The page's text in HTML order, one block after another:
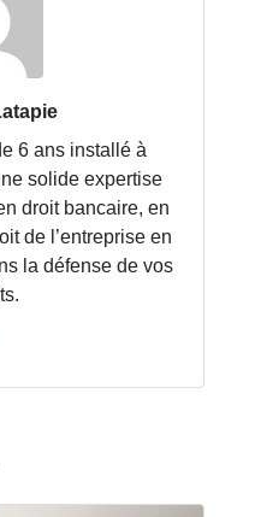
6 ans installé à
solide expertise
droit bancaire, en
de l’entreprise en
la défense de vos